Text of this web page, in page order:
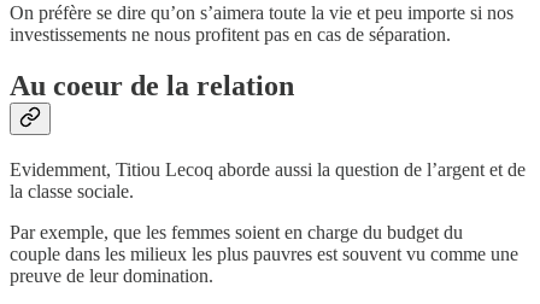
On préfère se dire qu’on s’aimera toute la vie et peu importe si nos
investissements ne nous profitent pas en cas de séparation.
Au coeur de la relation
Evidemment, Titiou Lecoq aborde aussi la question de l’argent et de
la classe sociale.
Par exemple, que les femmes soient en charge du budget du
couple dans les milieux les plus pauvres est souvent vu comme une
preuve de leur domination.